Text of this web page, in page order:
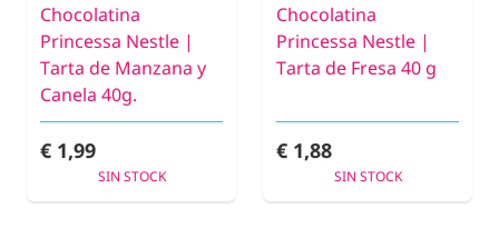
Chocolatina
Princessa Nestle |
Tarta de Manzana y
Canela 40g.
€ 1,99
SIN STOCK
Chocolatina
Princessa Nestle |
Tarta de Fresa 40 g
€ 1,88
SIN STOCK